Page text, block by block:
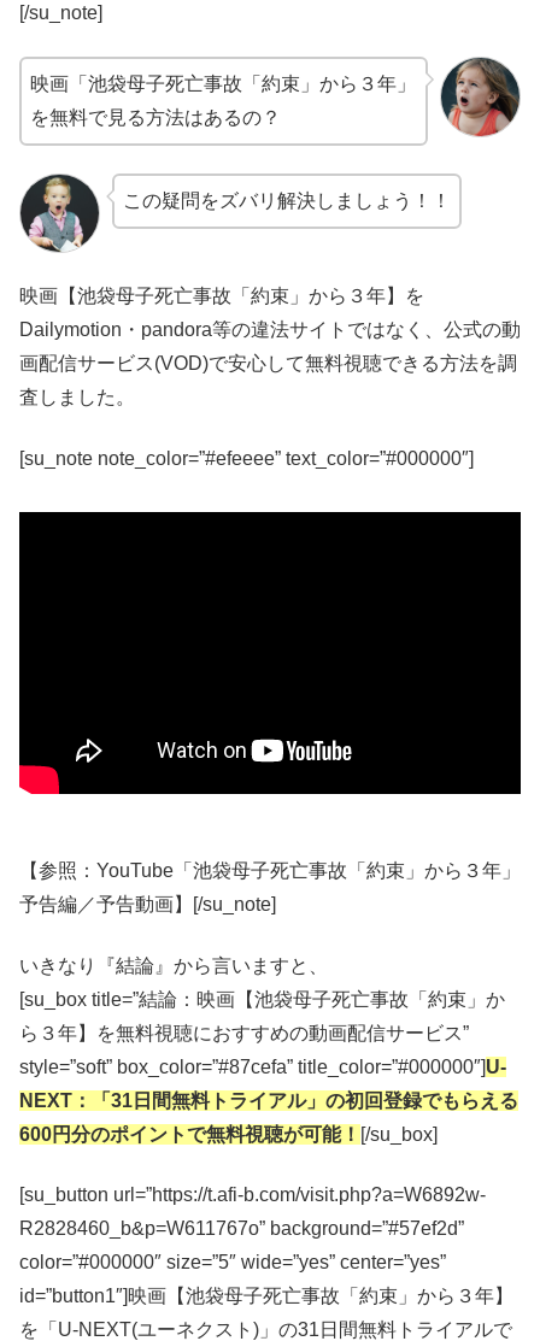
[/su_note]
映画「池袋母子死亡事故「約束」から３年」
を無料で見る方法はあるの？
この疑問をズバリ解決しましょう！！
映画【池袋母子死亡事故「約束」から３年】を
Dailymotion・pandora等の違法サイトではなく、公式の動
画配信サービス(VOD)で安心して無料視聴できる方法を調
査しました。
[su_note note_color=”#efeeee” text_color=”#000000″]
【参照：YouTube「池袋母子死亡事故「約束」から３年」
予告編／予告動画】[/su_note]
いきなり『結論』から言いますと、
[su_box title=”結論：映画【池袋母子死亡事故「約束」か
ら３年】を無料視聴におすすめの動画配信サービス”
style=”soft” box_color=”#87cefa” title_color=”#000000″]U-
NEXT：「31日間無料トライアル」の初回登録でもらえる
600円分のポイントで無料視聴が可能！ [/su_box]
[su_button url=”https://t.afi-b.com/visit.php?a=W6892w-
R2828460_b&p=W611767o” background=”#57ef2d”
color=”#000000″ size=”5″ wide=”yes” center=”yes”
id=”button1″]映画【池袋母子死亡事故「約束」から３年】
を「U-NEXT(ユーネクスト)」の31日間無料トライアルで